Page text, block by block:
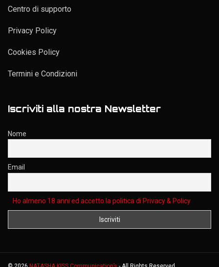
Centro di supporto
Privacy Policy
Cookies Policy
Termini e Condizioni
Iscriviti alla nostra Newsletter
Nome
Email
Ho almeno 18 anni ed accetto la politica di Privacy & Policy